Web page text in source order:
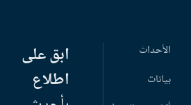
الأحداث
بيانات
ابق على
اطلاع